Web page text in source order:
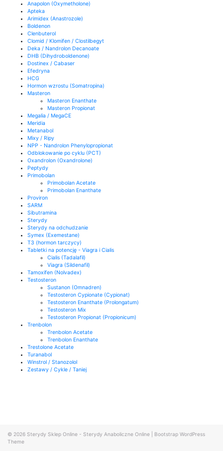
Anapolon (Oxymetholone)
Apteka
Arimidex (Anastrozole)
Boldenon
Clenbuterol
Clomid / Klomifen / Clostilbegyt
Deka / Nandrolon Decanoate
DHB (Dihydroboldenone)
Dostinex / Cabaser
Efedryna
HCG
Hormon wzrostu (Somatropina)
Masteron
Masteron Enanthate
Masteron Propionat
Megalia / MegaCE
Meridia
Metanabol
Mixy / Ripy
NPP - Nandrolon Phenylopropionat
Odblokowanie po cyklu (PCT)
Oxandrolon (Oxandrolone)
Peptydy
Primobolan
Primobolan Acetate
Primobolan Enanthate
Proviron
SARM
Sibutramina
Sterydy
Sterydy na odchudzanie
Symex (Exemestane)
T3 (hormon tarczycy)
Tabletki na potencję - Viagra i Cialis
Cialis (Tadalafil)
Viagra (Sildenafil)
Tamoxifen (Nolvadex)
Testosteron
Sustanon (Omnadren)
Testosteron Cypionate (Cypionat)
Testosteron Enanthate (Prolongatum)
Testosteron Mix
Testosteron Propionat (Propionicum)
Trenbolon
Trenbolon Acetate
Trenbolon Enanthate
Trestolone Acetate
Turanabol
Winstrol / Stanozolol
Zestawy / Cykle / Taniej
© 2026 Sterydy Sklep Online - Sterydy Anaboliczne Online
Bootstrap WordPress
Theme